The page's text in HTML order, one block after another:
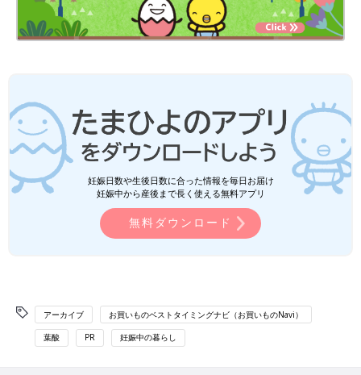
妊娠日数や生後日数に合った情報を毎日お届け
妊娠中から産後まで長く使える無料アプリ
無料ダウンロード
アーカイブ お買いものベストタイミングナビ（お買いものNavi）
葉酸 PR 妊娠中の暮らし